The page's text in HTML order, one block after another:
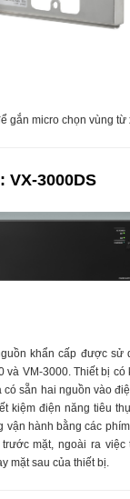
gắn micro chọn vùng
VX-3000DS
khẩn cấp được sử
và VM-3000. Thiết bị
có sẵn hai nguồn vào
kiệm điện năng tiêu
vận hành bằng các
mặt, ngoài ra việc
mặt sau của thiết bị.